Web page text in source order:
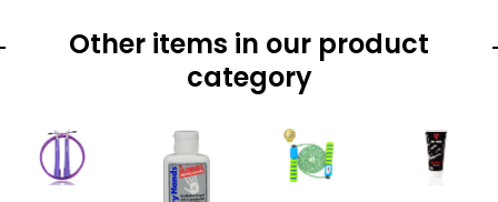
Other items in our product
category